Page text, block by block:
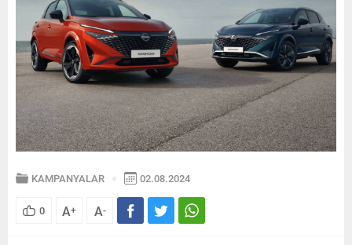
KAMPANYALAR 02.08.2024
0 A+ A-